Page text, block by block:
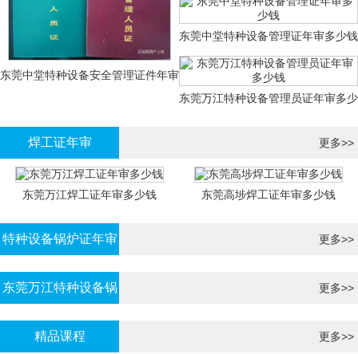
东莞中堂特种设备安全管理证件年审
东莞中堂特种设备管理证年审多少钱
东莞万江特种设备管理员证年审多少
焊工证年审 更多>>
东莞万江焊工证年审多少钱 东莞高埗焊工证年审多少钱
特种设备锅炉证年审 更多>>
东莞万江特种设备锅
炉证年审
更多>>
精品课程 更多>>